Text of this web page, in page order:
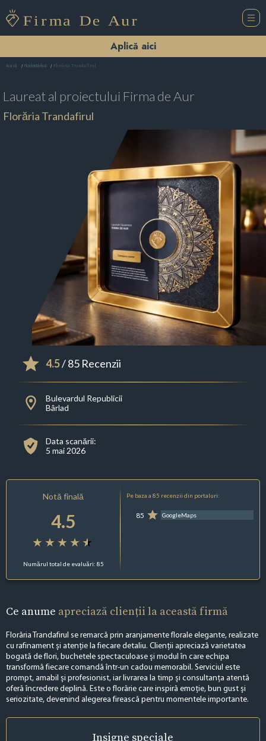
Aplică aici
Acasă Florării Bârlad Florăria Trandafirul
Laureat al proiectului Firma de Aur
Florăria Trandafirul
4.5/ 85 Recenzii
Bulevardul Republicii
Bârlad
Data scanării:
5 mai 2026
Notă finală
4.5
Numărul total de evaluări: 85
Pe baza a 85 recenzii din portaluri:
85 GoogleMaps
Ce anume apreciază clienții la această firmă
Florăria Trandafirul se remarcă prin aranjamente florale elegante, realizate
cu rafinament și atenție la fiecare detaliu. Clienții apreciază varietatea
bogată de flori, buchetele spectaculoase și modul în care echipa
transformă fiecare comandă într-un cadou memorabil. Serviciul este
prompt, amabil și profesionist, iar livrarea la timp și consultanța atentă
oferă încredere deplină. Este o florărie care inspiră emoție, bun gust și
seriozitate, devenind alegerea firească pentru momentele importante.
Insigne speciale